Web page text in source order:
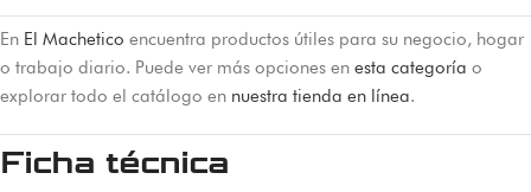
En El Machetico encuentra productos útiles para su negocio, hogar
o trabajo diario. Puede ver más opciones en esta categoría o
explorar todo el catálogo en nuestra tienda en línea.
Ficha técnica